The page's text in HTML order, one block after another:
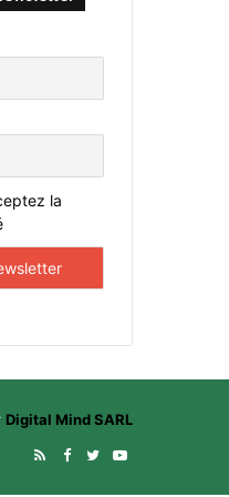
la
Digital Mind SARL
RSSFacebook
TwitterYouTube